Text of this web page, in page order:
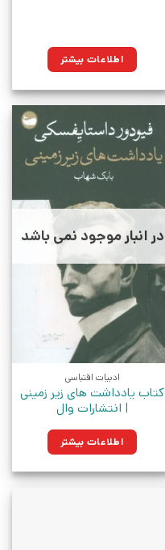
اطلاعات بیشتر
در انبار موجود نمی باشد
ادبیات اقتباسی
کتاب یادداشت های زیر زمینی
| انتشارات وال
اطلاعات بیشتر